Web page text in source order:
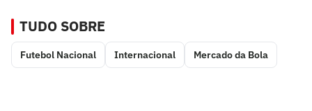
TUDO SOBRE
Futebol Nacional Internacional Mercado da Bola